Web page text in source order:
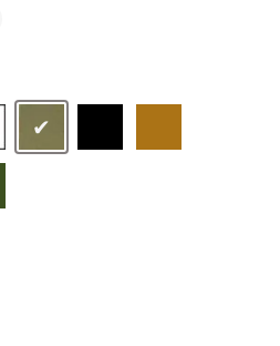
Gris cemento